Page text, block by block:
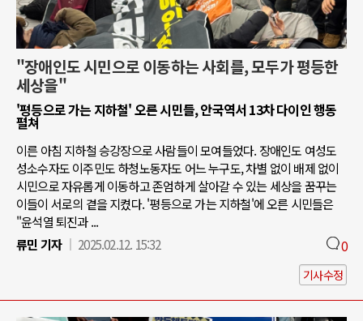
"장애인도 시민으로 이동하는 사회를, 모두가 평등한
세상을"
'평등으로 가는 지하철' 오른 시민들, 안국역서 13차 다이인 행동
펼쳐
이른 아침 지하철 승강장으로 사람들이 모여들었다. 장애인도 여성도
성소수자도 이주민도 하청노동자도 어느 누구도, 차별 없이 배제 없이
시민으로 자유롭게 이동하고 존엄하게 살아갈 수 있는 세상을 꿈꾸는
이들이 서로의 곁을 지켰다. '평등으로 가는 지하철'에 오른 시민들은
"윤석열 퇴진과 ...
류민 기자
2025.02.12. 15:32 0
기사수정